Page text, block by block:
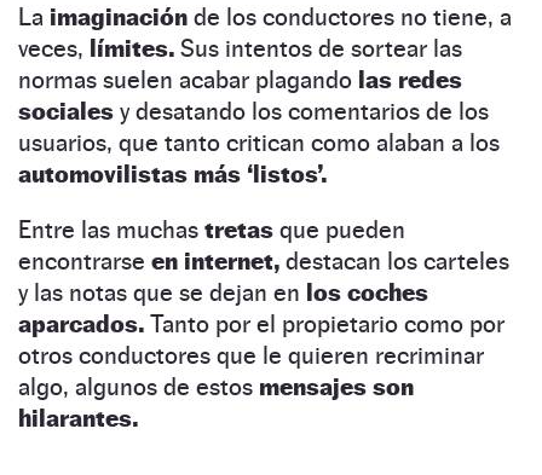
La imaginación de los conductores no tiene, a
veces, límites. Sus intentos de sortear las
normas suelen acabar plagando las redes
sociales y desatando los comentarios de los
usuarios, que tanto critican como alaban a los
automovilistas más ‘listos’.
Entre las muchas tretas que pueden
encontrarse en internet, destacan los carteles
y las notas que se dejan en los coches
aparcados. Tanto por el propietario como por
otros conductores que le quieren recriminar
algo, algunos de estos mensajes son
hilarantes.